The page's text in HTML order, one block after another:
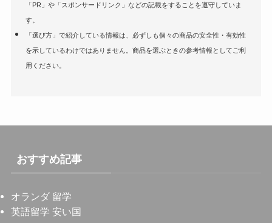
「PR」や「スポンサードリンク」などの記載をすることを遵守していま
す。
「選び方」で紹介している情報は、必ずしも個々の商品の安全性・有効性
を示しているわけではありません。商品を選ぶときの参考情報としてご利
用ください。
おすすめ記事
オランダ 留学
英語留学 安い国